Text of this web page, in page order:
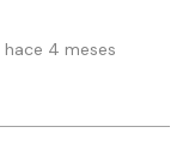
4 meses